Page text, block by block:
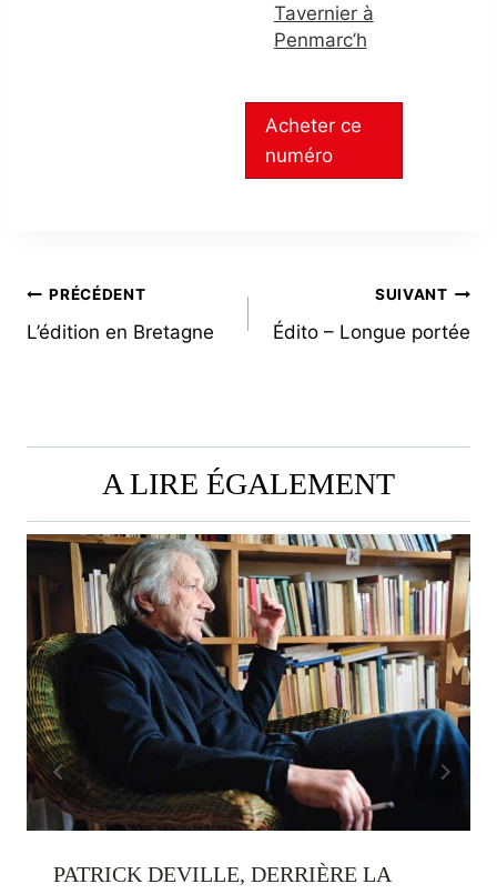
Tavernier à
Penmarc’h
Acheter ce
numéro
NAVIGATION
DE
PRÉCÉDENT
L’édition en Bretagne
SUIVANT
Édito – Longue portée
A LIRE ÉGALEMENT
PATRICK DEVILLE, DERRIÈRE LA